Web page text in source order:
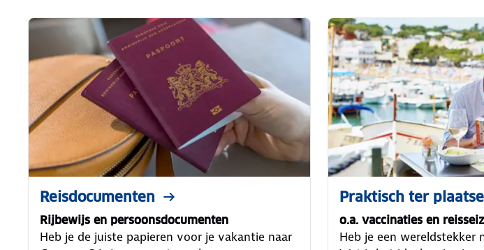
Reisdocumenten
Rijbewijs en persoonsdocumenten
Heb je de juiste papieren voor je vakantie naar
Praktisch ter plaatse
o.a. vaccinaties en
Heb je een wereldstekker